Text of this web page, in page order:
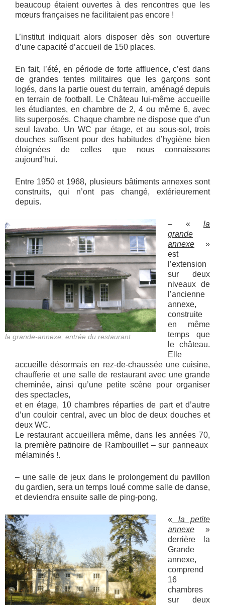
beaucoup étaient ouvertes à des rencontres que les
mœurs françaises ne facilitaient pas encore !
L’institut indiquait alors disposer dès son ouverture
d’une capacité d’accueil de 150 places.
En fait, l’été, en période de forte affluence, c’est dans
de grandes tentes militaires que les garçons sont
logés, dans la partie ouest du terrain, aménagé depuis
en terrain de football. Le Château lui-même accueille
les étudiantes, en chambre de 2, 4 ou même 6, avec
lits superposés. Chaque chambre ne dispose que d’un
seul lavabo. Un WC par étage, et au sous-sol, trois
douches suffisent pour des habitudes d’hygiène bien
éloignées de celles que nous connaissons
aujourd’hui.
Entre 1950 et 1968, plusieurs bâtiments annexes sont
construits, qui n’ont pas changé, extérieurement
depuis.
la grande-annexe, entrée du restaurant
– « la
grande
annexe »
est
l’extension
sur deux
niveaux de
l’ancienne
annexe,
construite
en même
temps que
le château.
Elle
accueille désormais en rez-de-chaussée une cuisine,
chaufferie et une salle de restaurant avec une grande
cheminée, ainsi qu’une petite scène pour organiser
des spectacles,
et en étage, 10 chambres réparties de part et d’autre
d’un couloir central, avec un bloc de deux douches et
deux WC.
Le restaurant accueillera même, dans les années 70,
la première patinoire de Rambouillet – sur panneaux
mélaminés !.
– une salle de jeux dans le prolongement du pavillon
du gardien, sera un temps loué comme salle de danse,
et deviendra ensuite salle de ping-pong,
« la petite
annexe »
derrière la
Grande
annexe,
comprend
16
chambres
sur deux